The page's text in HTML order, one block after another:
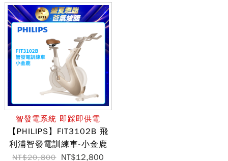
智發電系統 即踩即供電
【PHILIPS】FIT3102B 飛
利浦智發電訓練車-小金鹿
NT$20,800 NT$12,800